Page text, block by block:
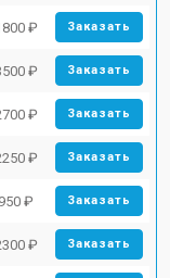
₽ Заказать
₽ Заказать
₽ Заказать
₽ Заказать
₽ Заказать
₽ Заказать